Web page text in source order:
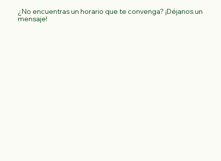
¿No encuentras un horario que te convenga? ¡Déjanos un
mensaje!